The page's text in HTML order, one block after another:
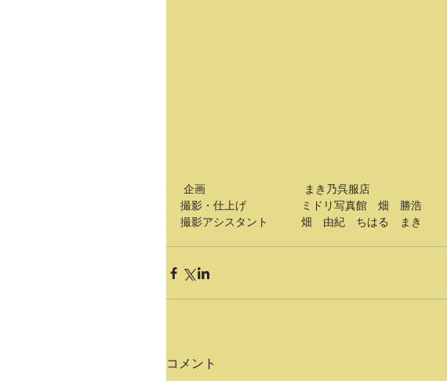
企画　　　　　　　　　まき乃呉服店
撮影・仕上げ　　　　　ミドリ写真館　畑　勝浩
撮影アシスタント　　　畑　由紀　ちはる　まき
コメント